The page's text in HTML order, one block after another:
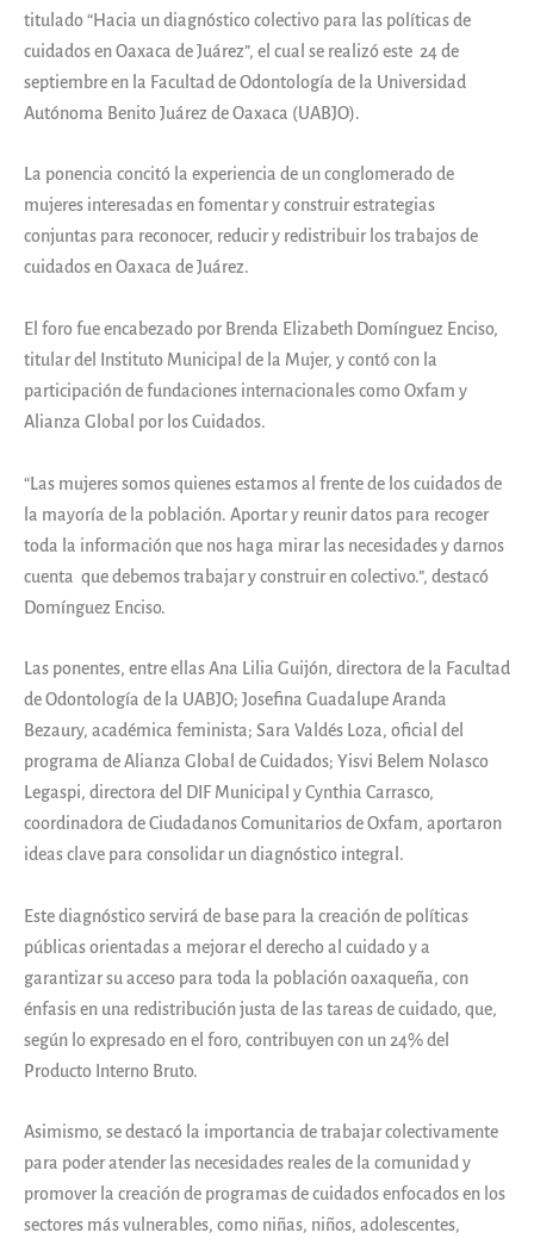
titulado “Hacia un diagnóstico colectivo para las políticas de
cuidados en Oaxaca de Juárez”, el cual se realizó este 24 de
septiembre en la Facultad de Odontología de la Universidad
Autónoma Benito Juárez de Oaxaca (UABJO).
La ponencia concitó la experiencia de un conglomerado de
mujeres interesadas en fomentar y construir estrategias
conjuntas para reconocer, reducir y redistribuir los trabajos de
cuidados en Oaxaca de Juárez.
El foro fue encabezado por Brenda Elizabeth Domínguez Enciso,
titular del Instituto Municipal de la Mujer, y contó con la
participación de fundaciones internacionales como Oxfam y
Alianza Global por los Cuidados.
“Las mujeres somos quienes estamos al frente de los cuidados de
la mayoría de la población. Aportar y reunir datos para recoger
toda la información que nos haga mirar las necesidades y darnos
cuenta que debemos trabajar y construir en colectivo.”, destacó
Domínguez Enciso.
Las ponentes, entre ellas Ana Lilia Guijón, directora de la Facultad
de Odontología de la UABJO; Josefina Guadalupe Aranda
Bezaury, académica feminista; Sara Valdés Loza, oficial del
programa de Alianza Global de Cuidados; Yisvi Belem Nolasco
Legaspi, directora del DIF Municipal y Cynthia Carrasco,
coordinadora de Ciudadanos Comunitarios de Oxfam, aportaron
ideas clave para consolidar un diagnóstico integral.
Este diagnóstico servirá de base para la creación de políticas
públicas orientadas a mejorar el derecho al cuidado y a
garantizar su acceso para toda la población oaxaqueña, con
énfasis en una redistribución justa de las tareas de cuidado, que,
según lo expresado en el foro, contribuyen con un 24% del
Producto Interno Bruto.
Asimismo, se destacó la importancia de trabajar colectivamente
para poder atender las necesidades reales de la comunidad y
promover la creación de programas de cuidados enfocados en los
sectores más vulnerables, como niñas, niños, adolescentes,